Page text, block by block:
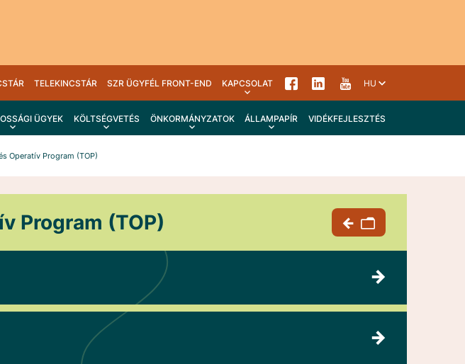
TELEKINCSTÁR SZR ÜGYFÉL FRONT-END KAPCSOLAT HU
ÜGYEK KÖLTSÉGVETÉS ÖNKORMÁNYZATOK ÁLLAMPAPÍR VIDÉKFEJLESZTÉS
Operatív Program (TOP)
Program (TOP)